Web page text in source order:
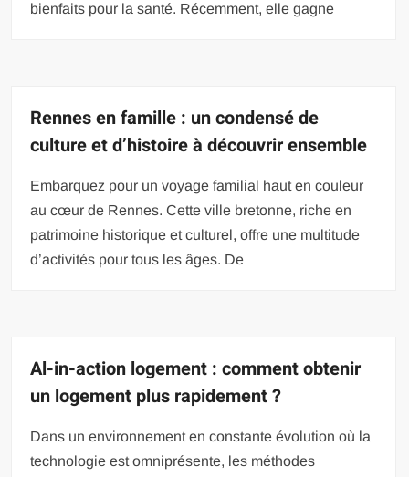
bienfaits pour la santé. Récemment, elle gagne
Rennes en famille : un condensé de
culture et d’histoire à découvrir ensemble
Embarquez pour un voyage familial haut en couleur
au cœur de Rennes. Cette ville bretonne, riche en
patrimoine historique et culturel, offre une multitude
d’activités pour tous les âges. De
Al-in-action logement : comment obtenir
un logement plus rapidement ?
Dans un environnement en constante évolution où la
technologie est omniprésente, les méthodes